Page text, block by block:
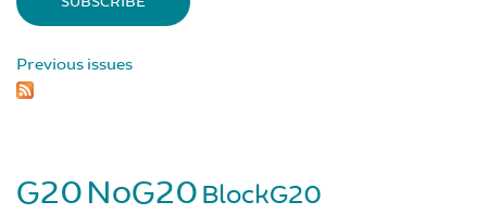
Previous issues
G20NoG20 BlockG20